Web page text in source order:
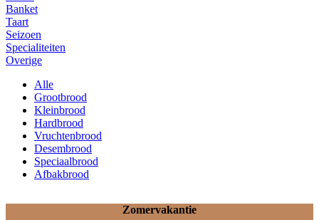
Banket
Taart
Seizoen
Specialiteiten
Overige
Alle
Grootbrood
Kleinbrood
Hardbrood
Vruchtenbrood
Desembrood
Speciaalbrood
Afbakbrood
Zomervakantie